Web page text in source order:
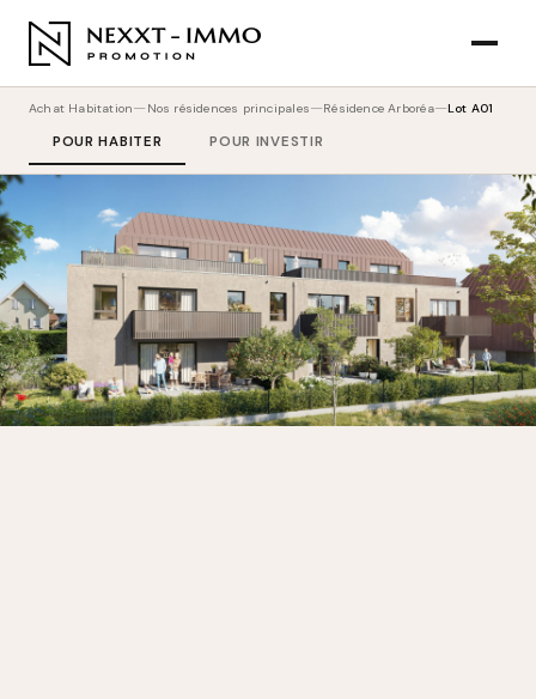
Achat Habitation— Nos résidences principales—Résidence Arboréa—Lot A01
POUR HABITER POUR INVESTIR